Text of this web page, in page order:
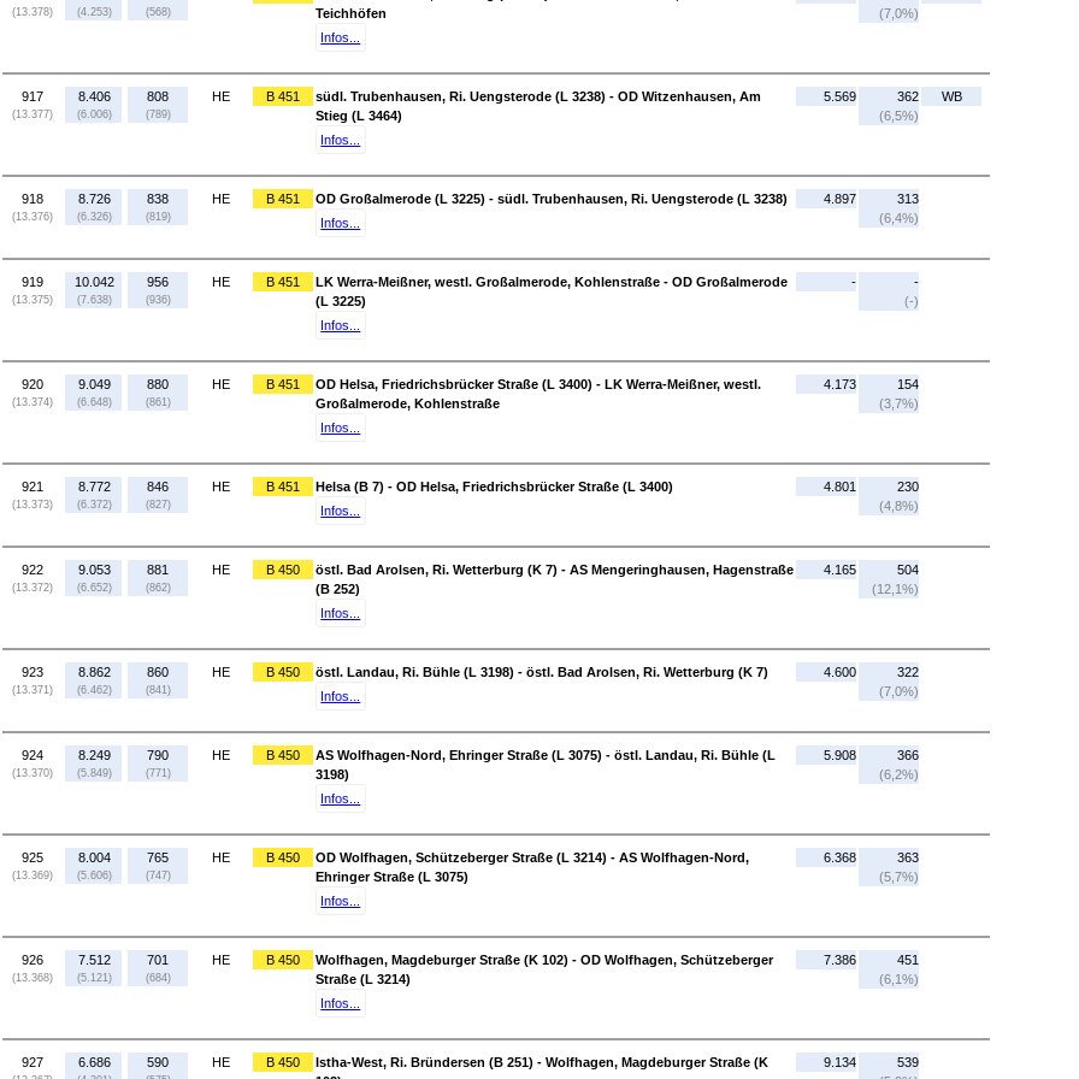
(13.378) (4.253) (568)
Teichhöfen
Infos...
(7,0%)
917
(13.377)
8.406
(6.006)
808
(789)
HE B 451
südl. Trubenhausen, Ri. Uengsterode (L 3238) - OD Witzenhausen, Am
Stieg (L 3464)
Infos...
5.569
362
(6,5%)
WB
918
(13.376)
8.726
(6.326)
838
(819)
HE B 451
OD Großalmerode (L 3225) - südl. Trubenhausen, Ri. Uengsterode (L 3238)
Infos...
4.897
313
(6,4%)
919
(13.375)
10.042
(7.638)
956
(936)
HE B 451
LK Werra-Meißner, westl. Großalmerode, Kohlenstraße - OD Großalmerode
(L 3225)
Infos...
-
-
(-)
920
(13.374)
9.049
(6.648)
880
(861)
HE B 451
OD Helsa, Friedrichsbrücker Straße (L 3400) - LK Werra-Meißner, westl.
Großalmerode, Kohlenstraße
Infos...
4.173
154
(3,7%)
921
(13.373)
8.772
(6.372)
846
(827)
HE B 451
Helsa (B 7) - OD Helsa, Friedrichsbrücker Straße (L 3400)
Infos...
4.801
230
(4,8%)
922
(13.372)
9.053
(6.652)
881
(862)
HE B 450
östl. Bad Arolsen, Ri. Wetterburg (K 7) - AS Mengeringhausen, Hagenstraße
(B 252)
Infos...
4.165
504
(12,1%)
923
(13.371)
8.862
(6.462)
860
(841)
HE B 450
östl. Landau, Ri. Bühle (L 3198) - östl. Bad Arolsen, Ri. Wetterburg (K 7)
Infos...
4.600
322
(7,0%)
924
(13.370)
8.249
(5.849)
790
(771)
HE B 450
AS Wolfhagen-Nord, Ehringer Straße (L 3075) - östl. Landau, Ri. Bühle (L
3198)
Infos...
5.908
366
(6,2%)
925
(13.369)
8.004
(5.606)
765
(747)
HE B 450
OD Wolfhagen, Schützeberger Straße (L 3214) - AS Wolfhagen-Nord,
Ehringer Straße (L 3075)
Infos...
6.368
363
(5,7%)
926
(13.368)
7.512
(5.121)
701
(684)
HE B 450
Wolfhagen, Magdeburger Straße (K 102) - OD Wolfhagen, Schützeberger
Straße (L 3214)
Infos...
7.386
451
(6,1%)
927 6.686 590 HE B 450
Istha-West, Ri. Bründersen (B 251) - Wolfhagen, Magdeburger Straße (K
9.134
539